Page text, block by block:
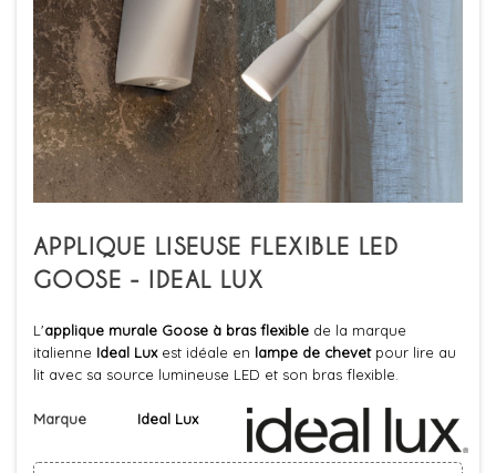
APPLIQUE LISEUSE FLEXIBLE LED
GOOSE - IDEAL LUX
L'applique murale Goose à bras flexible de la marque
italienne Ideal Luxest idéale en lampe de chevetpour lire au
lit avec sa source lumineuse LED et son bras flexible.
Marque Ideal Lux